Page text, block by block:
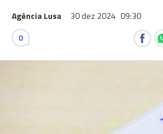
Agência Lusa 30 dez 2024 09:30
0